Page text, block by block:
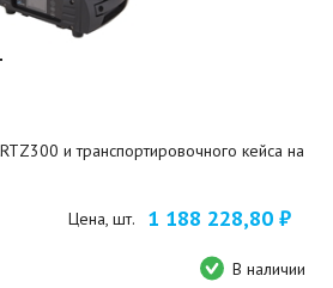
и транспортировочного кейса на
Цена, шт. 1 188 228,80 ₽
В наличии